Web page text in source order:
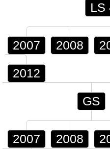
LS
2007 2008
2012
GS
2007 2008